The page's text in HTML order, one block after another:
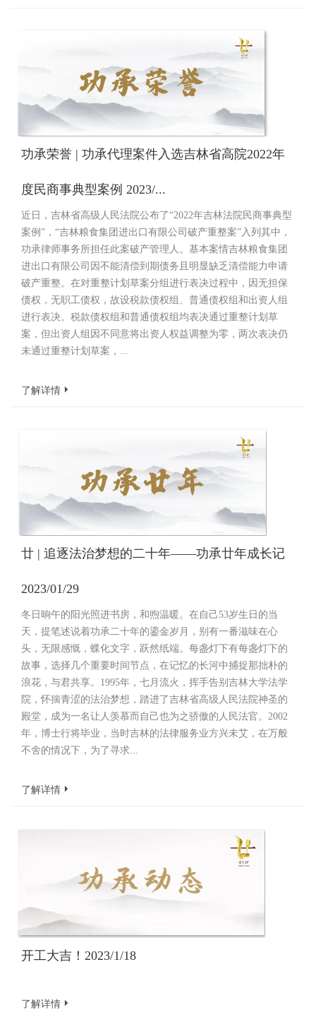
功承荣誉 | 功承代理案件入选吉林省高院2022年
度民商事典型案例 2023/...
近日，吉林省高级人民法院公布了“2022年吉林法院民商事典型
案例”，“吉林粮食集团进出口有限公司破产重整案”入列其中，
功承律师事务所担任此案破产管理人。基本案情吉林粮食集团
进出口有限公司因不能清偿到期债务且明显缺乏清偿能力申请
破产重整。在对重整计划草案分组进行表决过程中，因无担保
债权，无职工债权，故设税款债权组、普通债权组和出资人组
进行表决。税款债权组和普通债权组均表决通过重整计划草
案，但出资人组因不同意将出资人权益调整为零，两次表决仍
未通过重整计划草案，...
了解详情
廿 | 追逐法治梦想的二十年——功承廿年成长记
2023/01/29
冬日晌午的阳光照进书房，和煦温暖。在自己53岁生日的当
天，提笔述说着功承二十年的鎏金岁月，别有一番滋味在心
头，无限感慨，蝶化文字，跃然纸端。每盏灯下有每盏灯下的
故事，选择几个重要时间节点，在记忆的长河中捕捉那拙朴的
浪花，与君共享。1995年，七月流火，挥手告别吉林大学法学
院，怀揣青涩的法治梦想，踏进了吉林省高级人民法院神圣的
殿堂，成为一名让人羡慕而自己也为之骄傲的人民法官。2002
年，博士行将毕业，当时吉林的法律服务业方兴未艾，在万般
不舍的情况下，为了寻求...
了解详情
开工大吉！2023/1/18
了解详情